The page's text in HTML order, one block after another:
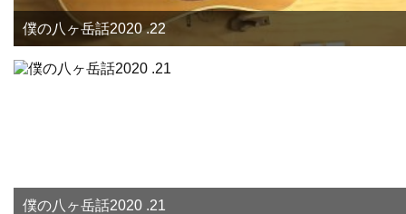
僕の八ヶ岳話2020 .22
僕の八ヶ岳話2020 .21